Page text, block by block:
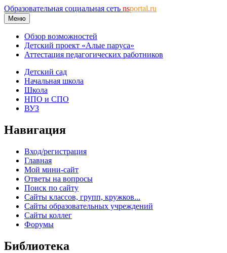
Образовательная социальная сеть nsportal.ru
Меню
Обзор возможностей
Детский проект «Алые паруса»
Аттестация педагогических работников
Детский сад
Начальная школа
Школа
НПО и СПО
ВУЗ
Навигация
Вход/регистрация
Главная
Мой мини-сайт
Ответы на вопросы
Поиск по сайту
Сайты классов, групп, кружков...
Сайты образовательных учреждений
Сайты коллег
Форумы
Библиотека